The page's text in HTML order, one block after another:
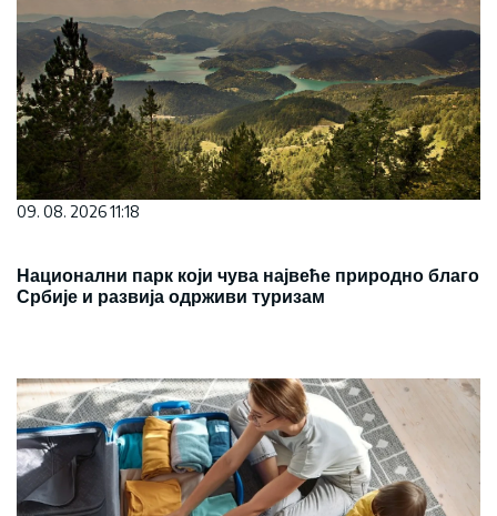
09. 08. 2026 11:18
Национални парк који чува највеће природно благо
Србије и развија одрживи туризам